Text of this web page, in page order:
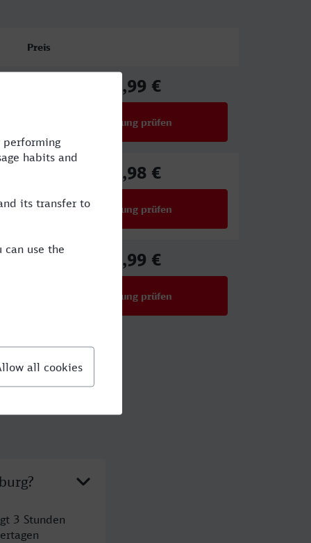
Preis
48,99 €
Verbindung prüfen
17,98 €
Verbindung prüfen
57,99 €
Verbindung prüfen
3 Stunden